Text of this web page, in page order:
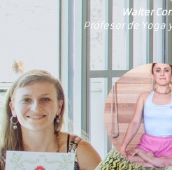
Walter
Profesor de Yoga